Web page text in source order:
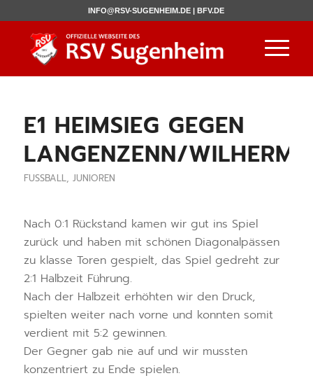
INFO@RSV-SUGENHEIM.DE |BFV.DE
E1 HEIMSIEG GEGEN
LANGENZENN/
FUSSBALL, JUNIOREN
Nach 0:1 Rückstand kamen wir gut ins Spiel
zurück und haben mit schönen Diagonalpässen
zu klasse Toren gespielt, das Spiel gedreht zur
2:1 Halbzeit Führung.
Nach der Halbzeit erhöhten wir den Druck,
spielten weiter nach vorne und konnten somit
verdient mit 5:2 gewinnen.
Der Gegner gab nie auf und wir mussten
konzentriert zu Ende spielen.